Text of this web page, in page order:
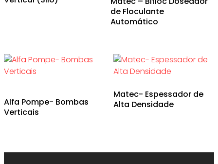
de Floculante
Automático
Alfa Pompe- Bombas
Verticais
Matec- Espessador de
Alta Densidade